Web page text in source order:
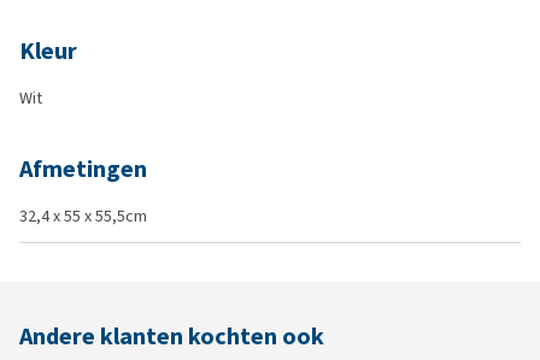
Kleur
Wit
Afmetingen
32,4 x 55 x 55,5cm
Andere klanten kochten ook